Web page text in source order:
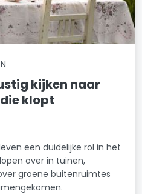
kijken naar
klopt
een duidelijke rol in het
over in tuinen,
groene buitenruimtes